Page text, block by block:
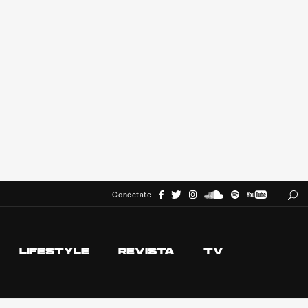
Conéctate
LIFESTYLE REVISTA TV